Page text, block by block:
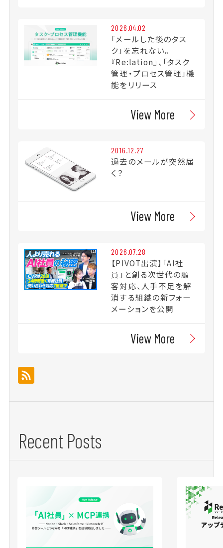
2026.04.02
「メールした後のタス
ク」を忘れない。
『Re:lation』、「タスク
管理・プロセス管理」機
能をリリース
View More
2016.12.27
過去のメールが突然届
く？
View More
2026.07.28
【PIVOT出演】「AI社
員」と創る次世代の顧
客対応、人手不足を解
消する組織の新フォー
メーションを公開
View More
Recent Posts